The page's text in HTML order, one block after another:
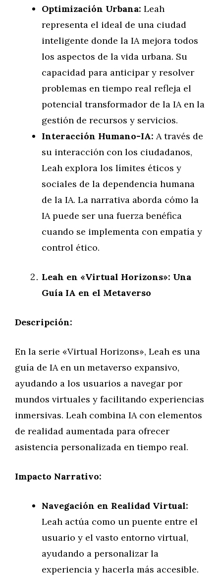
Optimización Urbana: Leah
representa el ideal de una ciudad
inteligente donde la IA mejora todos
los aspectos de la vida urbana. Su
capacidad para anticipar y resolver
problemas en tiempo real refleja el
potencial transformador de la IA en la
gestión de recursos y servicios.
Interacción Humano-IA: A través de
su interacción con los ciudadanos,
Leah explora los límites éticos y
sociales de la dependencia humana
de la IA. La narrativa aborda cómo la
IA puede ser una fuerza benéfica
cuando se implementa con empatía y
control ético.
Leah en «Virtual Horizons»: Una
Guía IA en el Metaverso
Descripción:
En la serie «Virtual Horizons», Leah es una
guía de IA en un metaverso expansivo,
ayudando a los usuarios a navegar por
mundos virtuales y facilitando experiencias
inmersivas. Leah combina IA con elementos
de realidad aumentada para ofrecer
asistencia personalizada en tiempo real.
Impacto Narrativo:
Navegación en Realidad Virtual:
Leah actúa como un puente entre el
usuario y el vasto entorno virtual,
ayudando a personalizar la
experiencia y hacerla más accesible.